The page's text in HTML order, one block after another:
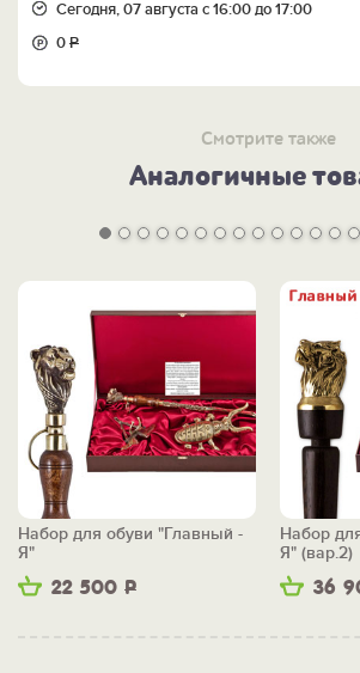
- Персональный шампур "Главный-Я"
-ВСЮ КОЛЛЕКЦИЮ "ГЛАВНЫЙ - Я" >>
Сегодня, 07 августа с 16:00 до 17:00
0Р
Смотрите также
Аналогичные
22 500 Р
Набор для обуви "Главный -
Я"
36
Набор
Я" (вар.2)